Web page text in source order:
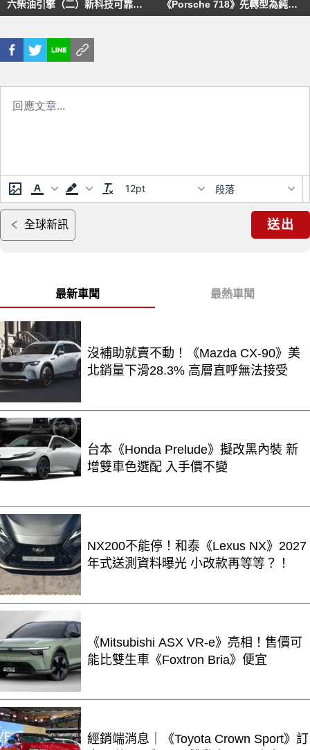
六柴油引擎（二）新科技可靠性
如何？
《Porsche 718》先轉型為純電
跑車《911》觀望中！
12pt 段落
全球新訊 送出
最新車聞 最熱車聞
沒補助就賣不動！《Mazda CX-90》美
北銷量下滑28.3% 高層直呼無法接受
台本《Honda Prelude》擬改黑內裝 新
增雙車色選配 入手價不變
NX200不能停！和泰《Lexus NX》2027
年式送測資料曝光 小改款再等等？！
《Mitsubishi ASX VR-e》亮相！售價可
能比雙生車《Foxtron Bria》便宜
經銷端消息｜《Toyota Crown Sport》訂